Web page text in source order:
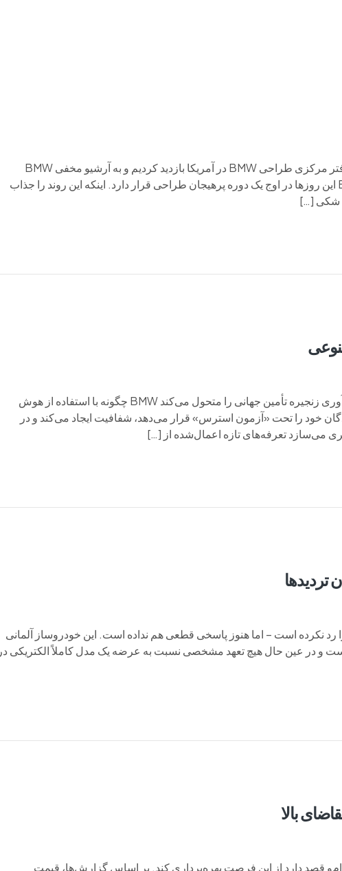
ما به آزمایشگاه محرمانه طراحی BMW رفتیم از دفتر مرکزی طراحی BMW در آمریکا بازدید کردیم و به آرشیو مخفی BMW
Individual دسترسی پیدا کردیم. می‌شود گفت BMW این روزها در اوج یک دوره پرهیجان طراحی قرار دارد. اینکه این روند را جذاب
شکی […]
BMW با استفاده از هوش مصنوعی و داده‌ها، تاب‌آوری زنجیره تأمین جهانی را متحول می‌کند BMW چگونه با استفاده از هوش
خود را تحت «آزمون استرس» قرار می‌دهد، شفافیت ایجاد می‌کند و در
می‌سازد تعرفه‌های تازه اعمال‌شده از […]
تردیدها
رد نکرده است – اما هنوز پاسخی قطعی هم نداده است. این خودروساز آلمانی
و در عین حال هیچ تعهد مشخصی نسبت به عرضه یک مدل کاملاً الکتریکی در
قصد دارد از این فرصت بهره‌برداری کند. بر اساس گزارش‌ها، قیمت